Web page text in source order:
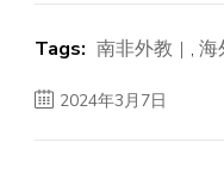
Tags: 南非外教 , 海
2024年3月7日